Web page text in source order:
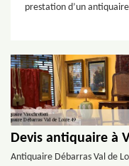
prestation d’un
Devis antiquaire à
Antiquaire Débarras Val de